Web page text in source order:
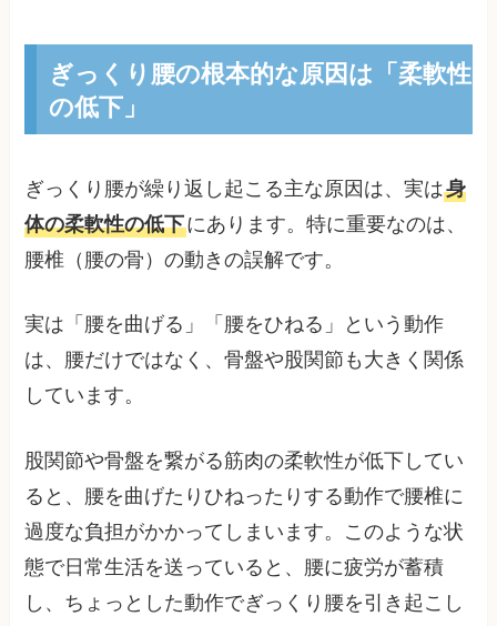
ぎっくり腰の根本的な原因は「柔軟性
の低下」
ぎっくり腰が繰り返し起こる主な原因は、実は身
体の柔軟性の低下にあります。特に重要なのは、
腰椎（腰の骨）の動きの誤解です。
実は「腰を曲げる」「腰をひねる」という動作
は、腰だけではなく、骨盤や股関節も大きく関係
しています。
股関節や骨盤を繋がる筋肉の柔軟性が低下してい
ると、腰を曲げたりひねったりする動作で腰椎に
過度な負担がかかってしまいます。このような状
態で日常生活を送っていると、腰に疲労が蓄積
し、ちょっとした動作でぎっくり腰を引き起こし